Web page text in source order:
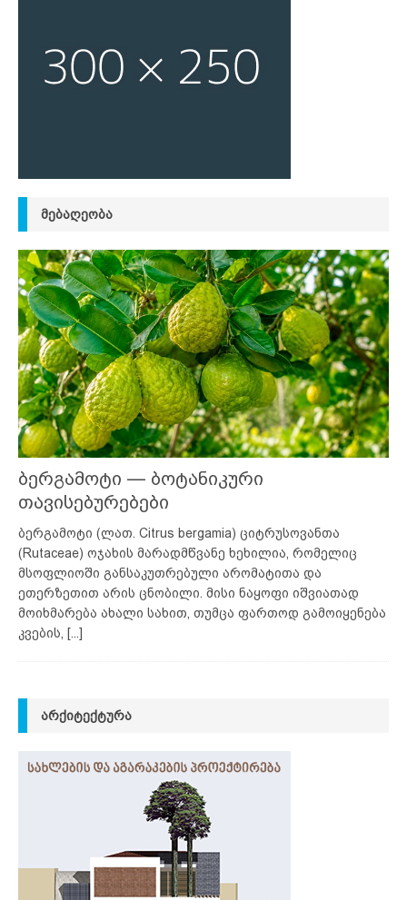
ᲛᲔᲑᲐᲦᲔᲝᲑᲐ
ბერგამოტი — ბოტანიკური
თავისებურებები
ბერგამოტი (ლათ. Citrus bergamia) ციტრუსოვანთა
(Rutaceae) ოჯახის მარადმწვანე ხეხილია, რომელიც
მსოფლიოში განსაკუთრებული არომატითა და
ეთერზეთით არის ცნობილი. მისი ნაყოფი იშვიათად
მოიხმარება ახალი სახით, თუმცა ფართოდ გამოიყენება
კვების, [...]
ᲐᲠᲥᲘᲢᲔᲥᲢᲣᲠᲐ